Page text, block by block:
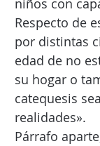
niños con
Respecto de
por distintas
edad de no
su hogar o
catequesis
realidades».
Párrafo